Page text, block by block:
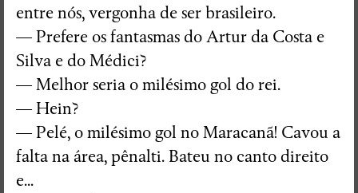
Ensaio Visual + Autor em residência
THE GROUND SWAM TO THE
SURFACE
entre nós, vergonha de ser brasileiro.
— Prefere os fantasmas do Artur da Costa e
Silva e do Médici?
— Melhor seria o milésimo gol do rei.
— Hein?
— Pelé, o milésimo gol no Maracanã! Cavou a
falta na área, pênalti. Bateu no canto direito
e...